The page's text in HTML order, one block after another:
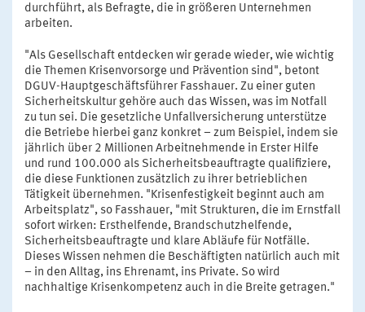
durchführt, als Befragte, die in größeren Unternehmen
arbeiten.
"Als Gesellschaft entdecken wir gerade wieder, wie wichtig
die Themen Krisenvorsorge und Prävention sind", betont
DGUV-Hauptgeschäftsführer Fasshauer. Zu einer guten
Sicherheitskultur gehöre auch das Wissen, was im Notfall
zu tun sei. Die gesetzliche Unfallversicherung unterstütze
die Betriebe hierbei ganz konkret – zum Beispiel, indem sie
jährlich über 2 Millionen Arbeitnehmende in Erster Hilfe
und rund 100.000 als Sicherheitsbeauftragte qualifiziere,
die diese Funktionen zusätzlich zu ihrer betrieblichen
Tätigkeit übernehmen. "Krisenfestigkeit beginnt auch am
Arbeitsplatz", so Fasshauer, "mit Strukturen, die im Ernstfall
sofort wirken: Ersthelfende, Brandschutzhelfende,
Sicherheitsbeauftragte und klare Abläufe für Notfälle.
Dieses Wissen nehmen die Beschäftigten natürlich auch mit
– in den Alltag, ins Ehrenamt, ins Private. So wird
nachhaltige Krisenkompetenz auch in die Breite getragen."